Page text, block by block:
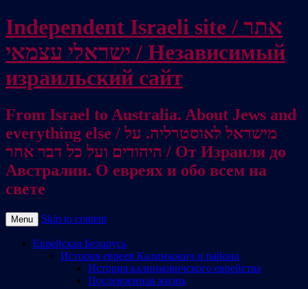
Independent Israeli site / אתר
ישראלי עצמאי / Независимый
израильский сайт
From Israel to Australia. About Jews and
everything else / מישראל לאוסטרליה. על
היהודים ועל כל דבר אחר / От Израиля до
Австралии. О евреях и обо всем на
свете
Menu Skip to content
Еврейская Беларусь
История евреев Калинкович и района
История калинковичского еврейства
Послевоенная жизнь